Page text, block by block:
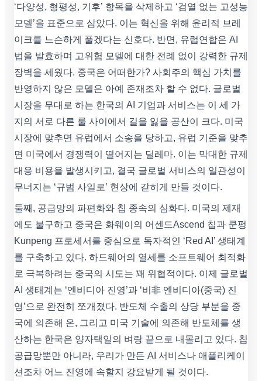
‘다양성, 형평성, 기후’ 항목을 삭제하고 ‘검열 없는 고성능
모델’을 표준으로 삼았다. 이는 혁신을 위해 윤리적 브레
이크를 느슨하게 풀겠다는 신호다. 반면, 유럽연합은 AI
법을 발효하며 고위험 모델에 대한 전례 없이 강력한 규제
장벽을 세웠다. 중국은 어떠한가? 사회주의 핵심 가치를
반영하지 않은 모델은 아예 존재조차 할 수 없다. 글로벌
시장을 무대로 하는 한국의 AI 기업과 서비스는 이 세 가
지의 서로 다른 룰 사이에서 길을 잃을 공산이 크다. 미국
시장에 맞추면 유럽에서 소송을 당하고, 유럽 기준을 맞추
면 미국에서 경쟁력이 떨어지는 딜레마. 이는 막대한 규제
대응 비용을 발생시키고, 결국 글로벌 서비스의 일관성이
무너지는 ‘규범 사일로’ 현상에 갇히게 만들 것이다.
둘째, 공급망의 파편화와 칩 종속의 심화다. 미국의 제재
에도 불구하고 중국은 화웨이의 어센드Ascend 칩과 쿤펑
Kunpeng 프로세서를 중심으로 독자적인 ‘Red AI’ 생태계
를 구축하고 있다. 하드웨어의 열세를 소프트웨어 최적화
로 극복하려는 중국의 시도는 꽤 위협적이다. 이제 글로벌
AI 생태계는 ‘엔비디아 진영’과 ‘비非 엔비디아(중국) 진
영’으로 완전히 쪼개졌다. 반도체 수출의 상당 부분을 중
국에 의존해 온, 그리고 미국 기술에 의존해 반도체를 생
산하는 한국은 양자택일의 벼랑 끝으로 내몰리고 있다. 칩
공급망뿐만 아니라, 우리가 만든 AI 서비스나 애플리케이
션조차 어느 진영에 속할지 강요받게 될 것이다.